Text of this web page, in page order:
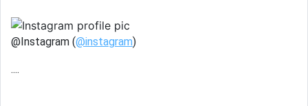
@Instagram (@instagram)
....